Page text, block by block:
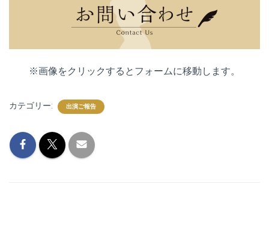
※画像をクリックするとフォームに移動します。
カテゴリー: 出演ご報告